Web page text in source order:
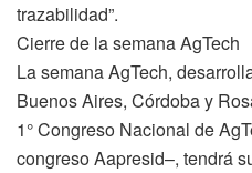
trazabilidad”.
Cierre de la semana AgTech
La semana AgTech,
Buenos Aires, Córdoba y
1° Congreso Nacional de
congreso Aapresid–, tendrá